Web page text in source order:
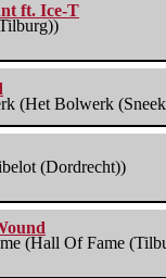
ft. Ice-T
(Het Bolwerk
(Dordrecht))
(Hall Of Fame